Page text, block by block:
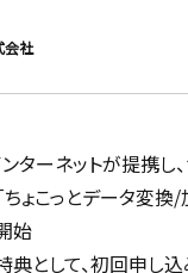
会社
ターネットが提携し
ょこっとデータ変換
始
典として、初回申し